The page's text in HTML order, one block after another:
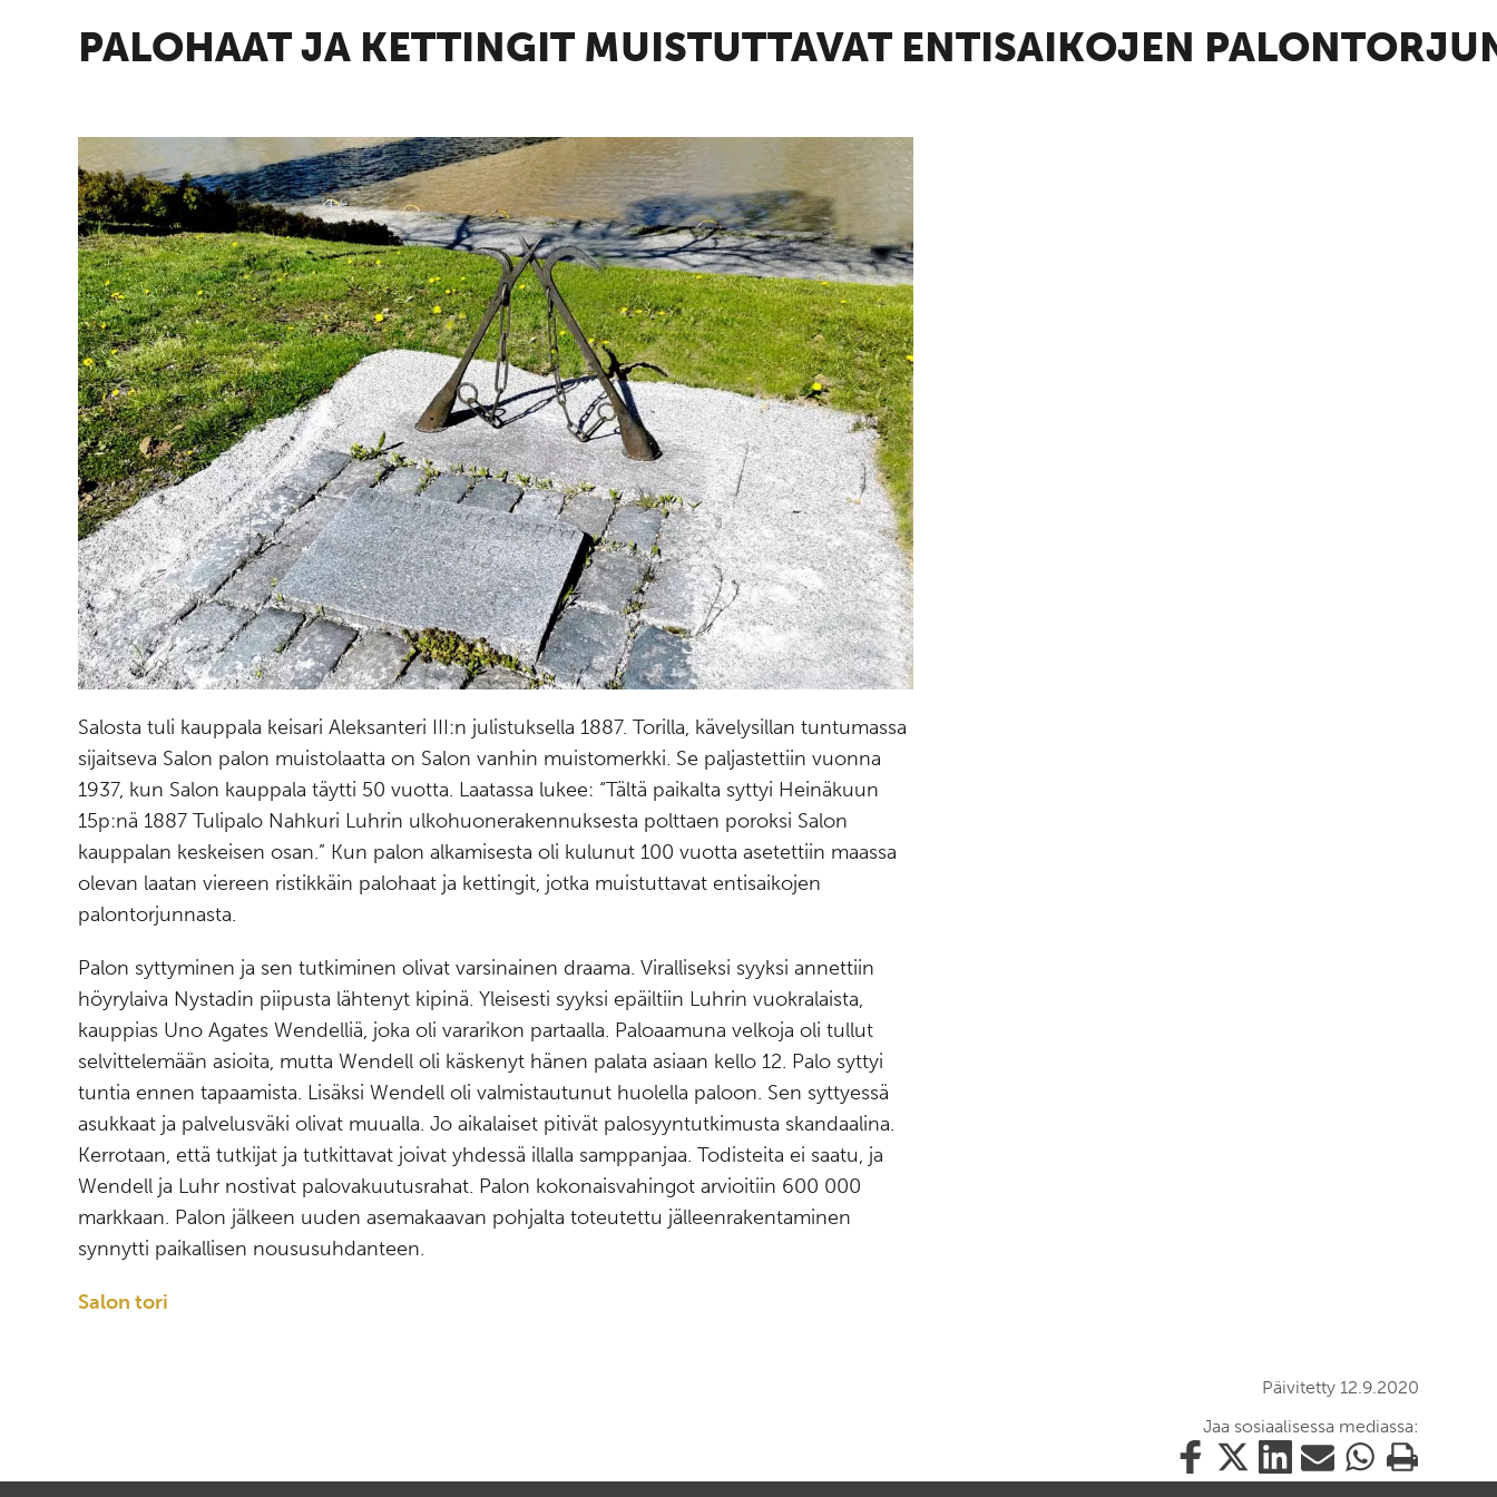
PALOHAAT JA KETTINGIT MUISTUTTAVAT ENTISAIKOJEN
Salosta tuli kauppala keisari Aleksanteri III:n julistuksella 1887. Torilla, kävelysillan tuntumassa
sijaitseva Salon palon muistolaatta on Salon vanhin muistomerkki. Se paljastettiin vuonna
1937, kun Salon kauppala täytti 50 vuotta. Laatassa lukee: “Tältä paikalta syttyi Heinäkuun
15p:nä 1887 Tulipalo Nahkuri Luhrin ulkohuonerakennuksesta polttaen poroksi Salon
kauppalan keskeisen osan.” Kun palon alkamisesta oli kulunut 100 vuotta asetettiin maassa
olevan laatan viereen ristikkäin palohaat ja kettingit, jotka muistuttavat entisaikojen
palontorjunnasta.
Palon syttyminen ja sen tutkiminen olivat varsinainen draama. Viralliseksi syyksi annettiin
höyrylaiva Nystadin piipusta lähtenyt kipinä. Yleisesti syyksi epäiltiin Luhrin vuokralaista,
kauppias Uno Agates Wendelliä, joka oli vararikon partaalla. Paloaamuna velkoja oli tullut
selvittelemään asioita, mutta Wendell oli käskenyt hänen palata asiaan kello 12. Palo syttyi
tuntia ennen tapaamista. Lisäksi Wendell oli valmistautunut huolella paloon. Sen syttyessä
asukkaat ja palvelusväki olivat muualla. Jo aikalaiset pitivät palosyyntutkimusta skandaalina.
Kerrotaan, että tutkijat ja tutkittavat joivat yhdessä illalla samppanjaa. Todisteita ei saatu, ja
Wendell ja Luhr nostivat palovakuutusrahat. Palon kokonaisvahingot arvioitiin 600 000
markkaan. Palon jälkeen uuden asemakaavan pohjalta toteutettu jälleenrakentaminen
synnytti paikallisen noususuhdanteen.
Salon tori
Päivitetty 12.9.2020
Jaa sosiaalisessa mediassa:
Jaa
tämä
Jaa
tämä
Jaa
tämä
Jaa
tämä
Jaa
tämä
Tulosta
tämä